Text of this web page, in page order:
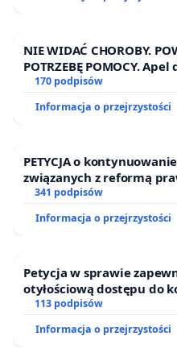
W trosce o socjalny
żądamy:
sprzedaży Domu
niezwłocznego
budowy osiedla
UJ na Ruczaju. Rozwój
rynku prywatnym.
studenckich pozwala
studiowanie bez
NIE WIDAĆ CHOROBY.
POTRZEBĘ POMOCY.
o przystąpienie do
NIEPEŁNOSPRAWNOŚCI
170 podpisów
Informacja o przejrzystości
PETYCJA o
związanych z reformą
341 podpisów
Informacja o przejrzystości
Petycja w sprawie
otyłościową dostępu do
oraz programów
113 podpisów
Informacja o przejrzystości